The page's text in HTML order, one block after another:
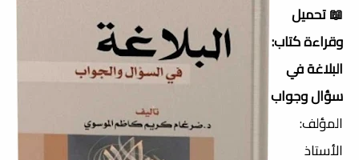
📖تحميل
وقراءة كتاب:
البلاغة في
سؤال وجواب
المؤلف:
الأستاذ